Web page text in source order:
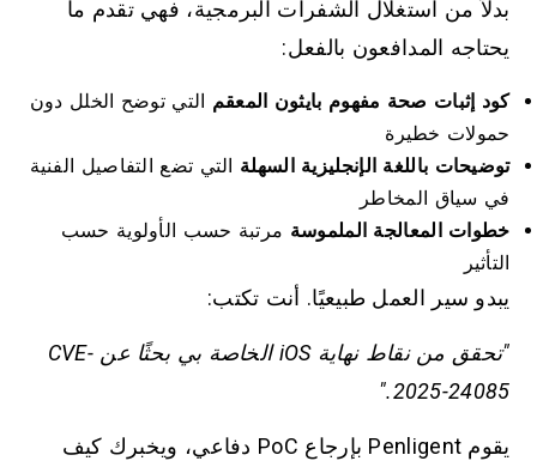
بدلاً من استغلال الشفرات البرمجية، فهي تقدم ما
يحتاجه المدافعون بالفعل:
كود إثبات صحة مفهوم بايثون المعقم التي توضح الخلل دون
حمولات خطيرة
توضيحات باللغة الإنجليزية السهلة التي تضع التفاصيل الفنية
في سياق المخاطر
خطوات المعالجة الملموسة مرتبة حسب الأولوية حسب
التأثير
يبدو سير العمل طبيعيًا. أنت تكتب:
"تحقق من نقاط نهاية iOS الخاصة بي بحثًا عن CVE-
2025-24085."
يقوم Penligent بإرجاع PoC دفاعي، ويخبرك كيف